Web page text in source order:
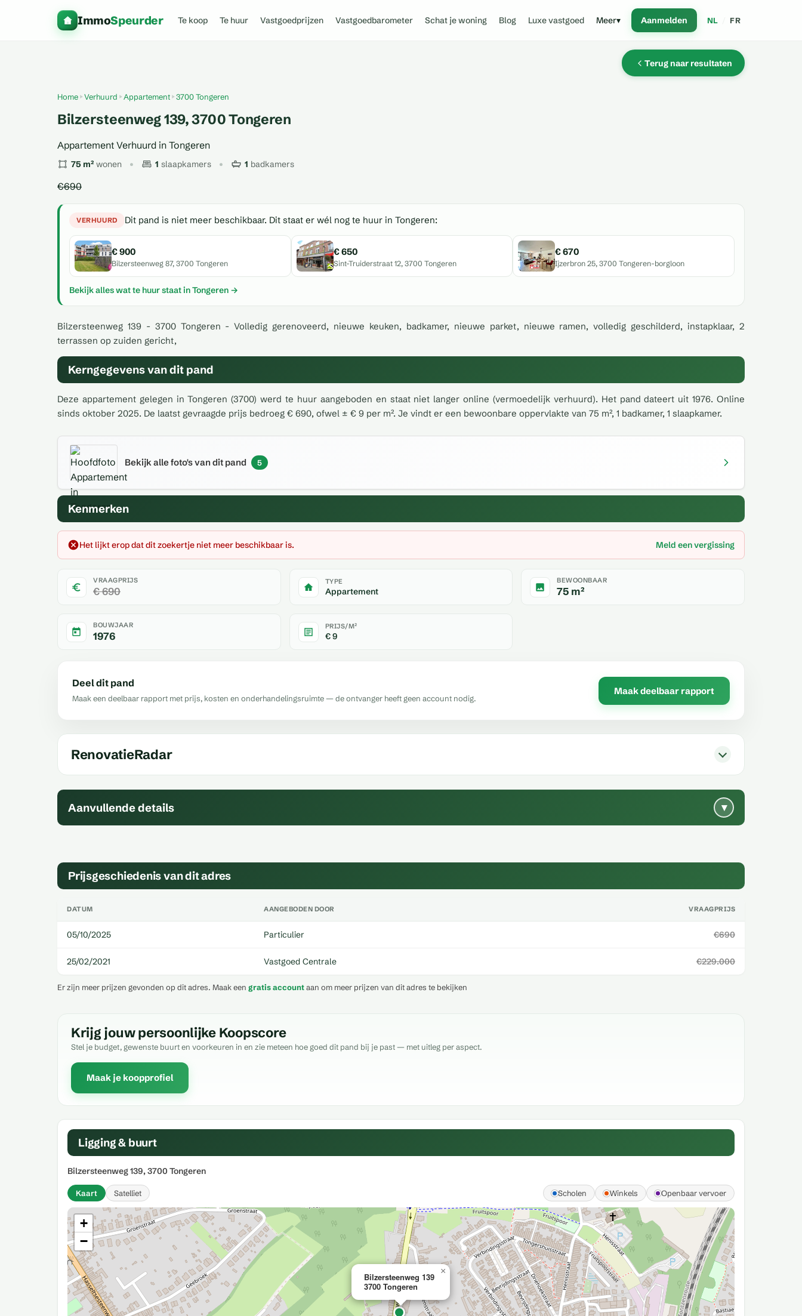
ImmoSpeurder Te koop Te huur Vastgoedprijzen Vastgoedbarometer Schat je woning Blog Luxe vastgoed Meer▾ Aanmelden NL FR
Terug naar resultaten
Home Verhuurd Appartement 3700 Tongeren
Bilzersteenweg 139, 3700 Tongeren
Appartement Verhuurd in Tongeren
75 m² wonen 1 slaapkamers 1 badkamers
€690
VERHUURD Dit pand is niet meer beschikbaar. Dit staat er wél nog te huur in Tongeren:
€ 900
Bilzersteenweg 87, 3700 Tongeren
€ 650
Sint-Truiderstraat 12, 3700 Tongeren
€ 670
Ijzerbron 25, 3700 Tongeren-borgloon
Bekijk alles wat te huur staat in Tongeren →
Bilzersteenweg 139 - 3700 Tongeren - Volledig gerenoveerd, nieuwe keuken, badkamer, nieuwe parket, nieuwe ramen, volledig geschilderd, instapklaar, 2
terrassen op zuiden gericht,
Kerngegevens van dit pand
Deze appartement gelegen in Tongeren (3700) werd te huur aangeboden en staat niet langer online (vermoedelijk verhuurd). Het pand dateert uit 1976. Online
sinds oktober 2025. De laatst gevraagde prijs bedroeg € 690, ofwel ± € 9 per m². Je vindt er een bewoonbare oppervlakte van 75 m², 1 badkamer, 1 slaapkamer.
Bekijk alle foto's van dit pand 5
Kenmerken
Het lijkt erop dat dit zoekertje niet meer beschikbaar is. Meld een vergissing
VRAAGPRIJS
€ 690
TYPE
Appartement
BEWOONBAAR
75 m²
BOUWJAAR
1976
PRIJS/M²
€ 9
Deel dit pand
Maak een deelbaar rapport met prijs, kosten en onderhandelingsruimte — de ontvanger heeft geen account nodig.
Maak deelbaar rapport
RenovatieRadar
Aanvullende details ▾
Prijsgeschiedenis van dit adres
DATUM AANGEBODEN DOOR VRAAGPRIJS
05/10/2025 Particulier €690
25/02/2021 Vastgoed Centrale €229.000
Er zijn meer prijzen gevonden op dit adres. Maak een gratis accountaan om meer prijzen van dit adres te bekijken
Krijg jouw persoonlijke Koopscore
Stel je budget, gewenste buurt en voorkeuren in en zie meteen hoe goed dit pand bij je past — met uitleg per aspect.
Maak je koopprofiel
Ligging & buurt
Bilzersteenweg 139, 3700 Tongeren
Kaart Satelliet Scholen Winkels Openbaar vervoer
Bilzersteenweg 139
3700 Tongeren
×
+
−